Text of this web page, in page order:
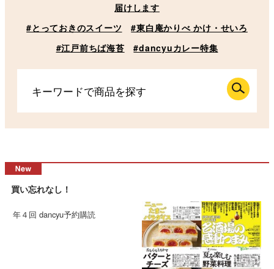
届けします
#とっておきのスイーツ
#東白庵かりべ かけ・せいろ
#江戸前ちば海苔
#dancyuカレー特集
買い忘れなし！
年４回 dancyu予約購読